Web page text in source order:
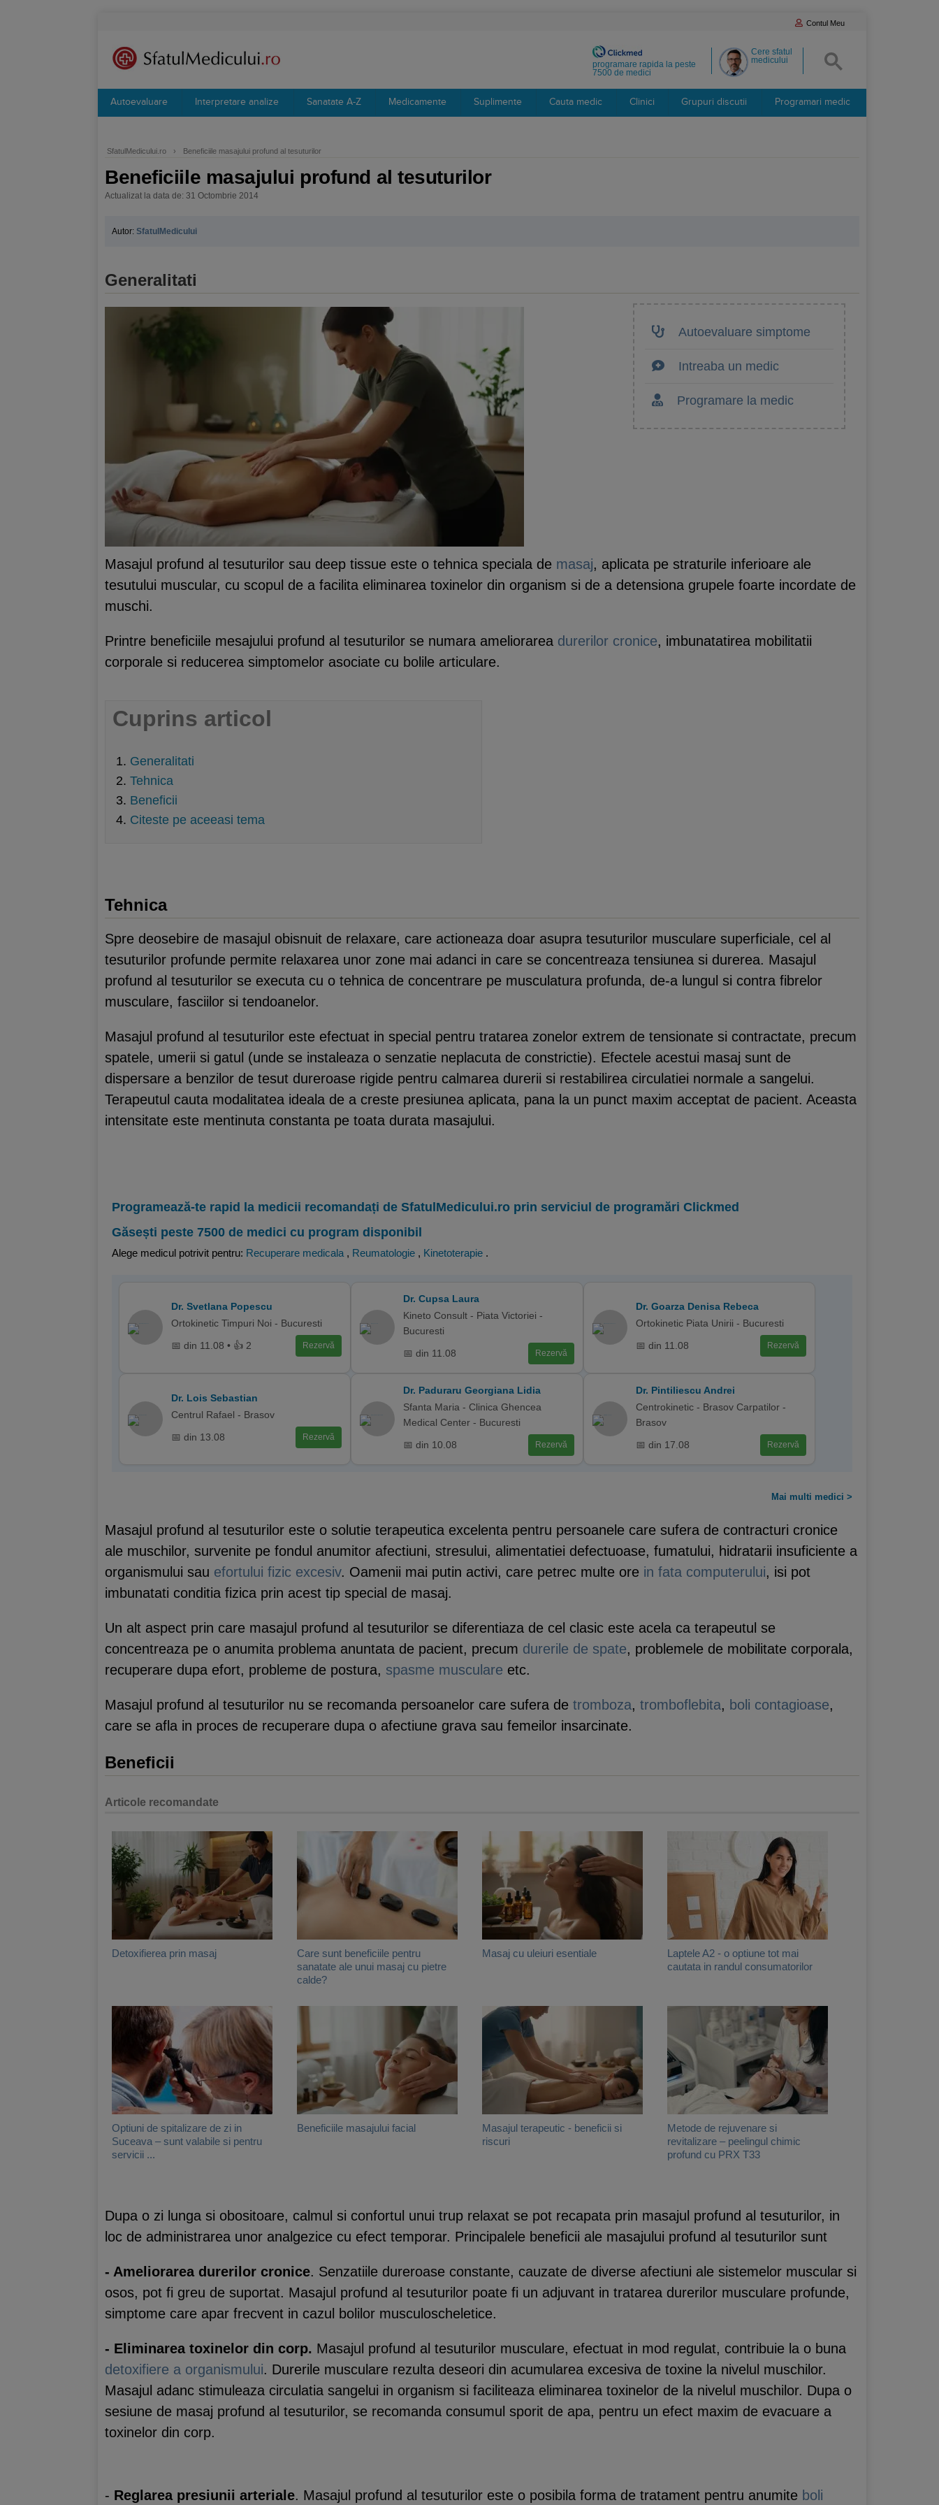
Contul Meu
Cere sfatul
medicului
programare rapida la peste
7500 de medici
Autoevaluare Interpretare analize Sanatate A-Z Medicamente Suplimente Cauta medic Clinici Grupuri discutii Programari medic
SfatulMedicului.ro › Beneficiile masajului profund al tesuturilor
Beneficiile masajului profund al tesuturilor
Actualizat la data de: 31 Octombrie 2014
Autor: SfatulMedicului
Generalitati
Autoevaluare simptome
Intreaba un medic
Programare la medic
Masajul profund al tesuturilor sau deep tissue este o tehnica speciala de masaj, aplicata pe straturile inferioare ale
tesutului muscular, cu scopul de a facilita eliminarea toxinelor din organism si de a detensiona grupele foarte incordate de
muschi.
Printre beneficiile mesajului profund al tesuturilor se numara ameliorarea durerilor cronice, imbunatatirea mobilitatii
corporale si reducerea simptomelor asociate cu bolile articulare.
Cuprins articol
Generalitati
Tehnica
Beneficii
Citeste pe aceeasi tema
Tehnica
Spre deosebire de masajul obisnuit de relaxare, care actioneaza doar asupra tesuturilor musculare superficiale, cel al
tesuturilor profunde permite relaxarea unor zone mai adanci in care se concentreaza tensiunea si durerea. Masajul
profund al tesuturilor se executa cu o tehnica de concentrare pe musculatura profunda, de-a lungul si contra fibrelor
musculare, fasciilor si tendoanelor.
Masajul profund al tesuturilor este efectuat in special pentru tratarea zonelor extrem de tensionate si contractate, precum
spatele, umerii si gatul (unde se instaleaza o senzatie neplacuta de constrictie). Efectele acestui masaj sunt de
dispersare a benzilor de tesut dureroase rigide pentru calmarea durerii si restabilirea circulatiei normale a sangelui.
Terapeutul cauta modalitatea ideala de a creste presiunea aplicata, pana la un punct maxim acceptat de pacient. Aceasta
intensitate este mentinuta constanta pe toata durata masajului.
Programează-te rapid la medicii recomandați de SfatulMedicului.ro prin serviciul de programări Clickmed
Găsești peste 7500 de medici cu program disponibil
Alege medicul potrivit pentru: Recuperare medicala , Reumatologie , Kinetoterapie .
Dr. Svetlana Popescu
Ortokinetic Timpuri Noi - Bucuresti
📅 din 11.08 • 👍 2 Rezervă
Dr. Cupsa Laura
Kineto Consult - Piata Victoriei -
Bucuresti
📅 din 11.08 Rezervă
Dr. Goarza Denisa Rebeca
Ortokinetic Piata Unirii - Bucuresti
📅 din 11.08 Rezervă
Dr. Lois Sebastian
Centrul Rafael - Brasov
📅 din 13.08 Rezervă
Dr. Paduraru Georgiana Lidia
Sfanta Maria - Clinica Ghencea
Medical Center - Bucuresti
📅 din 10.08 Rezervă
Dr. Pintiliescu Andrei
Centrokinetic - Brasov Carpatilor -
Brasov
📅 din 17.08 Rezervă
Mai multi medici >
Masajul profund al tesuturilor este o solutie terapeutica excelenta pentru persoanele care sufera de contracturi cronice
ale muschilor, survenite pe fondul anumitor afectiuni, stresului, alimentatiei defectuoase, fumatului, hidratarii insuficiente a
organismului sau efortului fizic excesiv. Oamenii mai putin activi, care petrec multe ore in fata computerului, isi pot
imbunatati conditia fizica prin acest tip special de masaj.
Un alt aspect prin care masajul profund al tesuturilor se diferentiaza de cel clasic este acela ca terapeutul se
concentreaza pe o anumita problema anuntata de pacient, precum durerile de spate, problemele de mobilitate corporala,
recuperare dupa efort, probleme de postura, spasme musculare etc.
Masajul profund al tesuturilor nu se recomanda persoanelor care sufera de tromboza, tromboflebita, boli contagioase,
care se afla in proces de recuperare dupa o afectiune grava sau femeilor insarcinate.
Beneficii
Articole recomandate
Detoxifierea prin masaj
Care sunt beneficiile pentru
sanatate ale unui masaj cu pietre
calde?
Masaj cu uleiuri esentiale
Laptele A2 - o optiune tot mai
cautata in randul consumatorilor
Optiuni de spitalizare de zi in
Suceava – sunt valabile si pentru
servicii ...
Beneficiile masajului facial
Masajul terapeutic - beneficii si
riscuri
Metode de rejuvenare si
revitalizare – peelingul chimic
profund cu PRX T33
Dupa o zi lunga si obositoare, calmul si confortul unui trup relaxat se pot recapata prin masajul profund al tesuturilor, in
loc de administrarea unor analgezice cu efect temporar. Principalele beneficii ale masajului profund al tesuturilor sunt
- Ameliorarea durerilor cronice. Senzatiile dureroase constante, cauzate de diverse afectiuni ale sistemelor muscular si
osos, pot fi greu de suportat. Masajul profund al tesuturilor poate fi un adjuvant in tratarea durerilor musculare profunde,
simptome care apar frecvent in cazul bolilor musculoscheletice.
- Eliminarea toxinelor din corp. Masajul profund al tesuturilor musculare, efectuat in mod regulat, contribuie la o buna
detoxifiere a organismului. Durerile musculare rezulta deseori din acumularea excesiva de toxine la nivelul muschilor.
Masajul adanc stimuleaza circulatia sangelui in organism si faciliteaza eliminarea toxinelor de la nivelul muschilor. Dupa o
sesiune de masaj profund al tesuturilor, se recomanda consumul sporit de apa, pentru un efect maxim de evacuare a
toxinelor din corp.
- Reglarea presiunii arteriale. Masajul profund al tesuturilor este o posibila forma de tratament pentru anumite boli